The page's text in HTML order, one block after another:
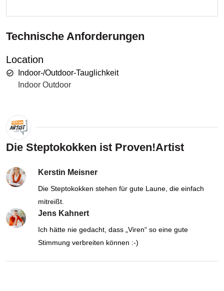
Technische Anforderungen
Location
Indoor-/Outdoor-Tauglichkeit
Indoor Outdoor
Die Steptokokken ist Proven!Artist
Kerstin Meisner
Die Steptokokken stehen für gute Laune, die einfach
mitreißt.
Jens Kahnert
Ich hätte nie gedacht, dass „Viren“ so eine gute
Stimmung verbreiten können :-)